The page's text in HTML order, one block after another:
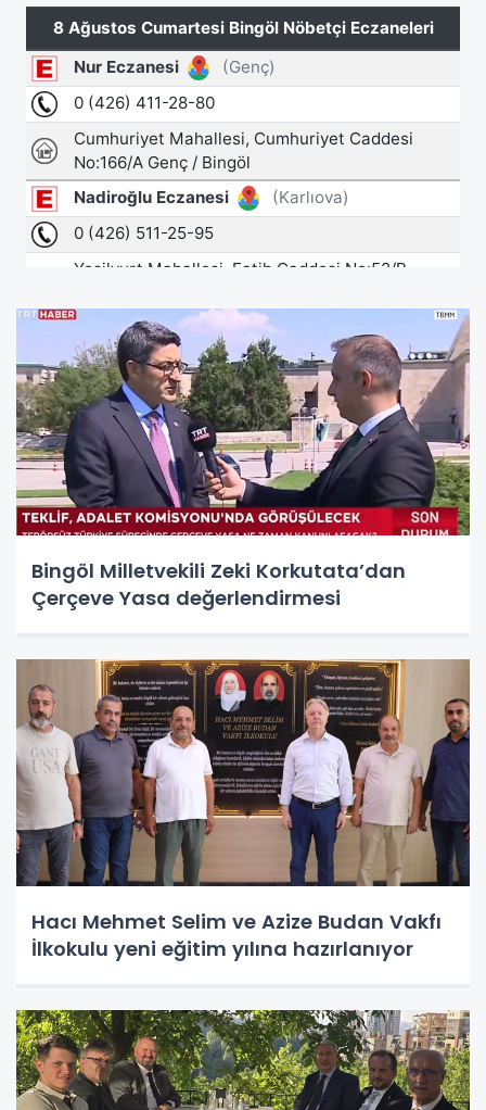
Bingöl Milletvekili Zeki Korkutata’dan
Çerçeve Yasa değerlendirmesi
Hacı Mehmet Selim ve Azize Budan Vakfı
İlkokulu yeni eğitim yılına hazırlanıyor